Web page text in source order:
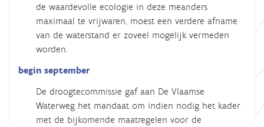
de waardevolle ecologie in deze meanders
maximaal te vrijwaren, moest een verdere afname
van de waterstand er zoveel mogelijk vermeden
worden.
begin september
De droogtecommissie gaf aan De Vlaamse
Waterweg het mandaat om indien nodig het kader
met de bijkomende maatregelen voor de